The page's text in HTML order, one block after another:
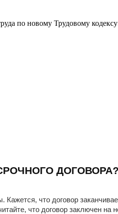
по новому Трудовому
Кажется, что договор
что договор заключен